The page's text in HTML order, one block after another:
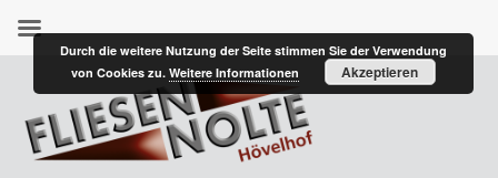
Durch die weitere Nutzung der Seite stimmen Sie der Verwendung
von Cookies zu. Weitere Informationen Akzeptieren